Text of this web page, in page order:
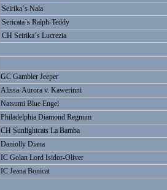
Seirika´s Nala
Sericata´s Ralph-Teddy
CH Seirika´s Lucrezia
GC Gambler Jeeper
Alissa-Aurora v. Kawerinni
Natsumi Blue Engel
Philadelphia Diamond Regnum
CH Sunlightcats La Bamba
Daniolly Diana
IC Golan Lord Isidor-Oliver
IC Jeana Bonicat